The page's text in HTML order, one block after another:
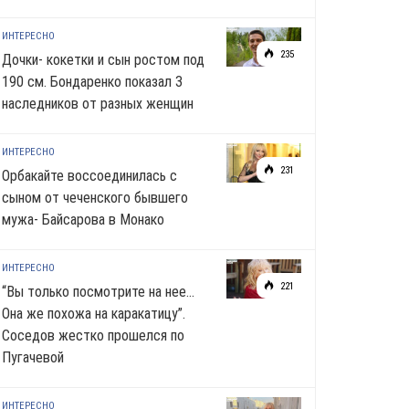
235
ИНТЕРЕСНО
Дочки- кокетки и сын ростом под
190 см. Бондаренко показал 3
наследников от разных женщин
231
ИНТЕРЕСНО
Орбакайте воссоединилась с
сыном от чеченского бывшего
мужа- Байсарова в Монако
221
ИНТЕРЕСНО
“Вы только посмотрите на нее…
Она же похожа на каракатицу”.
Соседов жестко прошелся по
Пугачевой
ИНТЕРЕСНО